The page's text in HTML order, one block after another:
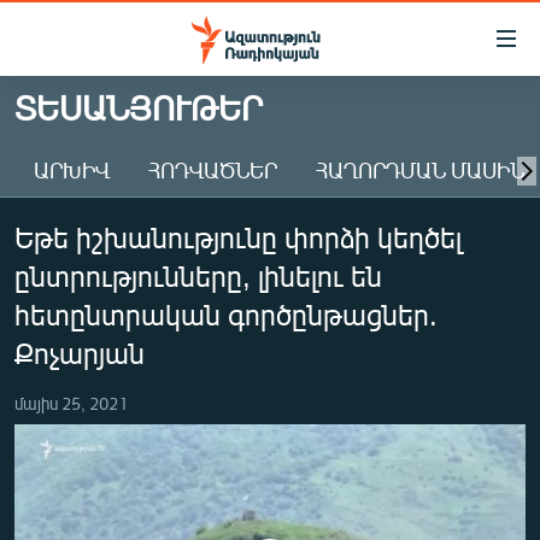
Մատչելիության
Անցնել
հիմնական
Անցնել
հիմնական
մենյուին
Որոնում
ԱԶԱՏՈՒԹՅՈՒՆ TV
ՀԱՅԱՍՏԱՆ
ԸՆՏՐՈՒԹՅՈՒՆՆԵՐ 2026
ԻՐԱՎՈՒՆՔ
ՀԱՍԱՐԱԿՈՒԹՅՈՒՆ
ՂԱՐԱԲԱՂ
ՊԱՏԵՐԱԶՄԻ 6 ՇԱԲԱԹՆԵՐԸ
ՏԱՐԱԾԱՇՐՋԱՆ
ՏԵՍԱՆՅՈՒԹԵՐ
ԱՐԽԻՎ ՀՈԴՎԱԾՆԵՐ ՀԱՂՈՐԴՄԱՆ ՄԱՍԻՆ
Եթե իշխանությունը փորձի կեղծել
ընտրությունները, լինելու են
հետընտրական գործընթացներ.
Քոչարյան
մայիս 25, 2021